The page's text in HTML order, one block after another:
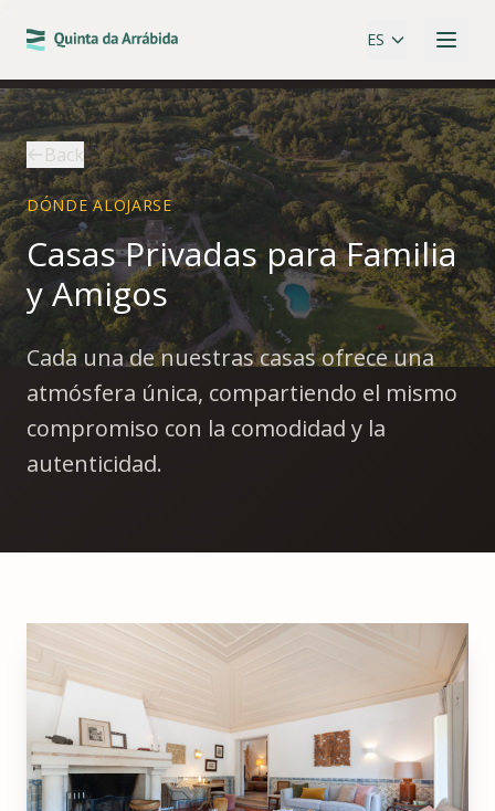
ES
Back
DÓNDE ALOJARSE
Casas Privadas para Familia
y Amigos
Cada una de nuestras casas ofrece una
atmósfera única, compartiendo el mismo
compromiso con la comodidad y la
autenticidad.